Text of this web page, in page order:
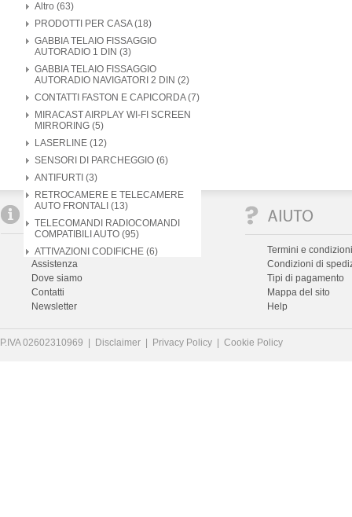
Altro (63)
PRODOTTI PER CASA (18)
GABBIA TELAIO FISSAGGIO
AUTORADIO 1 DIN (3)
GABBIA TELAIO FISSAGGIO
AUTORADIO NAVIGATORI 2 DIN (2)
CONTATTI FASTON E CAPICORDA (7)
MIRACAST AIRPLAY WI-FI SCREEN
MIRRORING (5)
LASERLINE (12)
SENSORI DI PARCHEGGIO (6)
ANTIFURTI (3)
RETROCAMERE E TELECAMERE
AUTO FRONTALI (13)
TELECOMANDI RADIOCOMANDI
COMPATIBILI AUTO (95)
ATTIVAZIONI CODIFICHE (6)
Chi siamo
Assistenza
Dove siamo
Contatti
Newsletter
Termini e
Condizioni di
Tipi di pagamento
Mappa del sito
Help
P.IVA 02602310969 | Disclaimer Privacy Policy Cookie Policy